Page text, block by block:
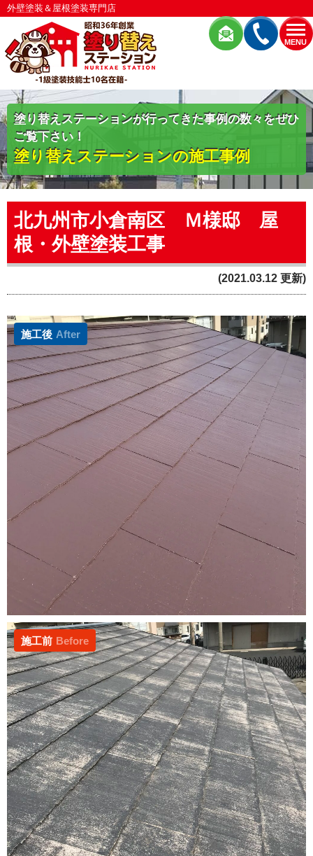
MENU
外壁塗装＆屋根塗装専門店
塗り替えステーションが行ってきた事例の数々をぜひ
ご覧下さい！
塗り替えステーションの施工事例
北九州市小倉南区 Ｍ様邸 屋
根・外壁塗装工事
(2021.03.12 更新)
施工後 After
施工前 Before